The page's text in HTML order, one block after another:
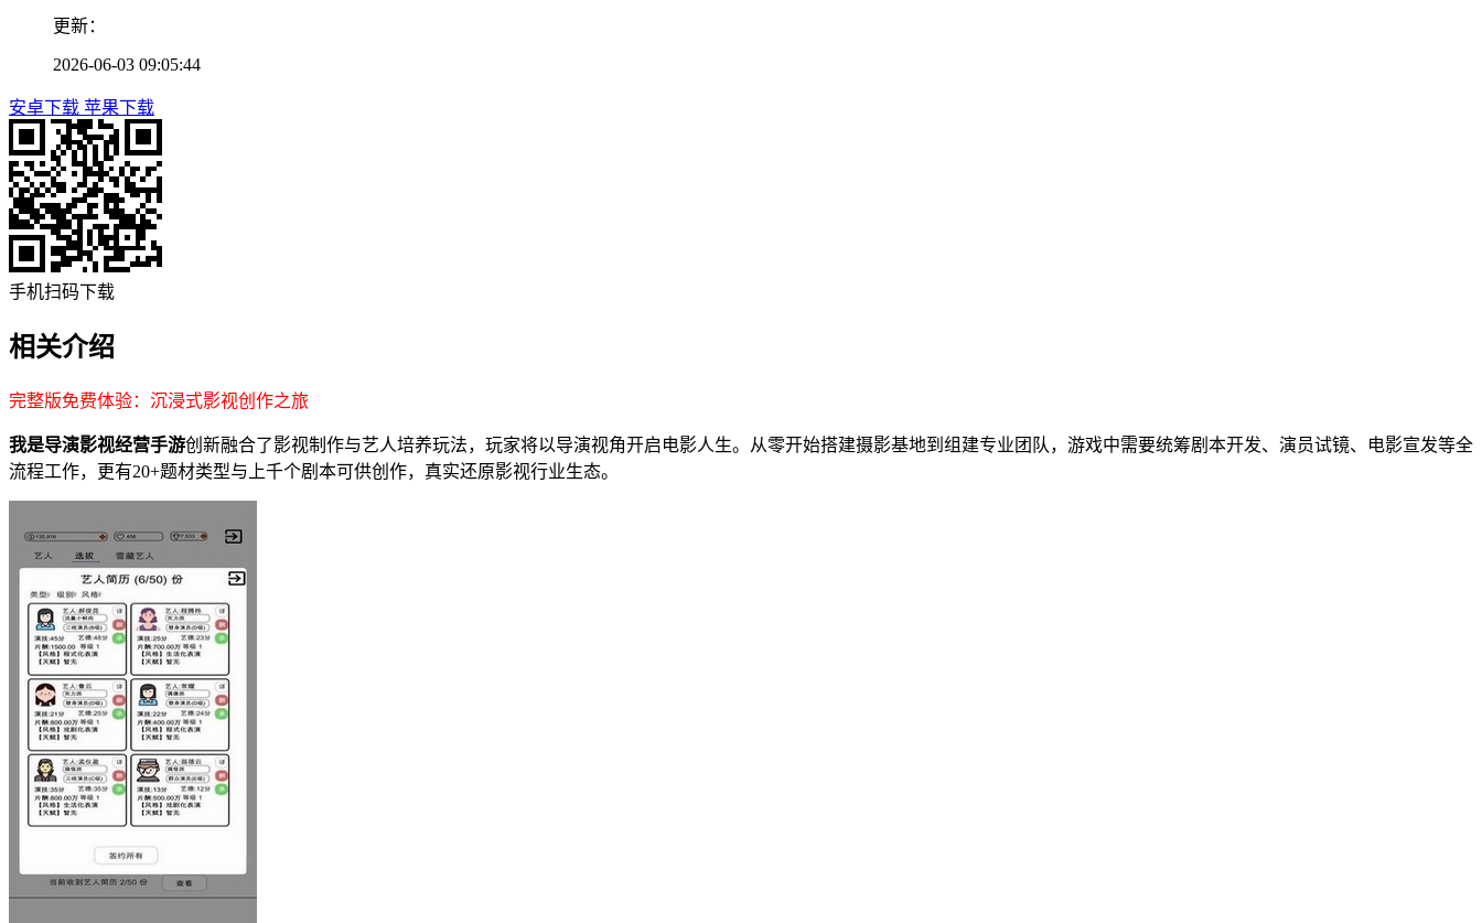
更新：
2026-06-03 09:05:44
安卓下载 苹果下载
手机扫码下载
相关介绍
完整版免费体验：沉浸式影视创作之旅
我是导演影视经营手游创新融合了影视制作与艺人培养玩法，玩家将以导演视角开启电影人生。从零开始搭建摄影基地到组建专业团队，游戏中需要统筹剧本开发、演员试镜、电影宣发等全
流程工作，更有20+题材类型与上千个剧本可供创作，真实还原影视行业生态。